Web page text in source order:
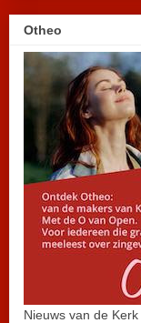
Otheo
Nieuws van de